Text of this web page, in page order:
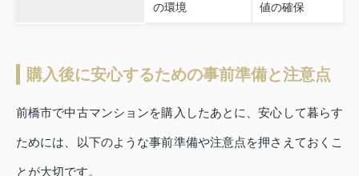
の環境
値の確保
購入後に安心するための事前準備と注意点
前橋市で中古マンションを購入したあとに、安心して暮らす
ためには、以下のような事前準備や注意点を押さえておくこ
とが大切です。